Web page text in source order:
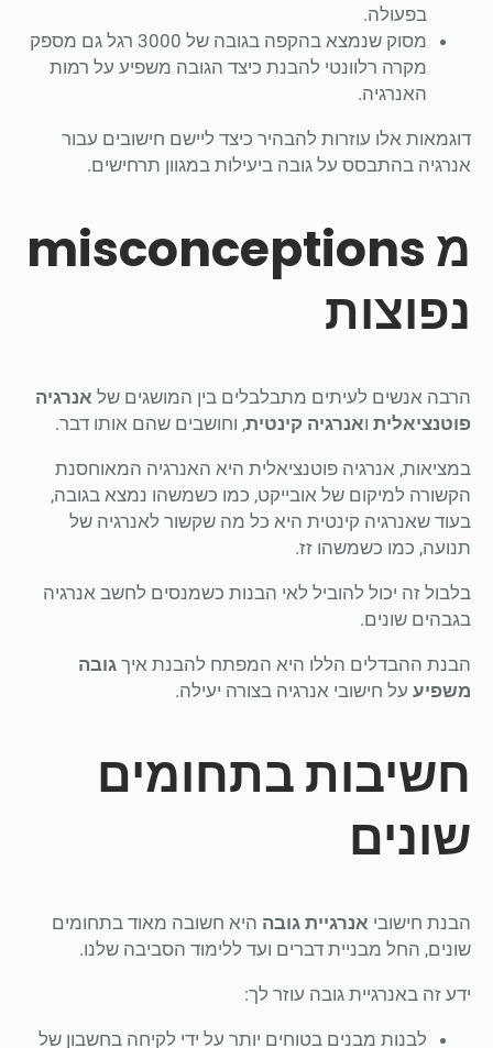
בפעולה.
מסוק שנמצא בהקפה בגובה של 3000 רגל גם מספק
מקרה רלוונטי להבנת כיצד הגובה משפיע על רמות
האנרגיה.
דוגמאות אלו עוזרות להבהיר כיצד ליישם חישובים עבור
אנרגיה בהתבסס על גובה ביעילות במגוון תרחישים.
מ misconceptions
נפוצות
הרבה אנשים לעיתים מתבלבלים בין המושגים של אנרגיה
פוטנציאלית ואנרגיה קינטית, וחושבים שהם אותו דבר.
במציאות, אנרגיה פוטנציאלית היא האנרגיה המאוחסנת
הקשורה למיקום של אובייקט, כמו כשמשהו נמצא בגובה,
בעוד שאנרגיה קינטית היא כל מה שקשור לאנרגיה של
תנועה, כמו כשמשהו זז.
בלבול זה יכול להוביל לאי הבנות כשמנסים לחשב אנרגיה
בגבהים שונים.
הבנת ההבדלים הללו היא המפתח להבנת איך גובה
משפיע על חישובי אנרגיה בצורה יעילה.
חשיבות בתחומים
שונים
הבנת חישובי אנרגיית גובה היא חשובה מאוד בתחומים
שונים, החל מבניית דברים ועד ללימוד הסביבה שלנו.
ידע זה באנרגיית גובה עוזר לך:
לבנות מבנים בטוחים יותר על ידי לקיחה בחשבון של